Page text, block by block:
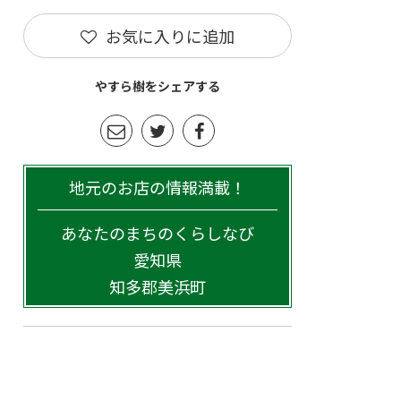
お気に入りに追加
やすら樹をシェアする
地元のお店の情報満載！
あなたのまちのくらしなび
愛知県
知多郡美浜町